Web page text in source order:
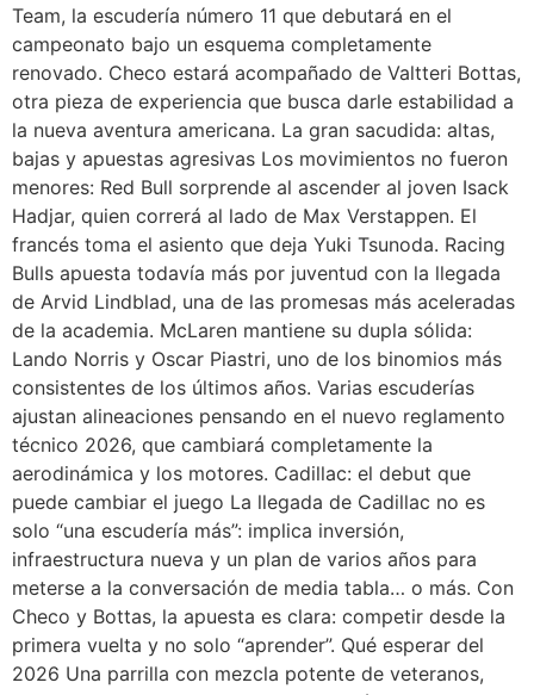
Team, la escudería número 11 que debutará en el
campeonato bajo un esquema completamente
renovado. Checo estará acompañado de Valtteri Bottas,
otra pieza de experiencia que busca darle estabilidad a
la nueva aventura americana. La gran sacudida: altas,
bajas y apuestas agresivas Los movimientos no fueron
menores: Red Bull sorprende al ascender al joven Isack
Hadjar, quien correrá al lado de Max Verstappen. El
francés toma el asiento que deja Yuki Tsunoda. Racing
Bulls apuesta todavía más por juventud con la llegada
de Arvid Lindblad, una de las promesas más aceleradas
de la academia. McLaren mantiene su dupla sólida:
Lando Norris y Oscar Piastri, uno de los binomios más
consistentes de los últimos años. Varias escuderías
ajustan alineaciones pensando en el nuevo reglamento
técnico 2026, que cambiará completamente la
aerodinámica y los motores. Cadillac: el debut que
puede cambiar el juego La llegada de Cadillac no es
solo “una escudería más”: implica inversión,
infraestructura nueva y un plan de varios años para
meterse a la conversación de media tabla… o más. Con
Checo y Bottas, la apuesta es clara: competir desde la
primera vuelta y no solo “aprender”. Qué esperar del
2026 Una parrilla con mezcla potente de veteranos,